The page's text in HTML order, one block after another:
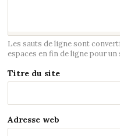
Les sauts de ligne sont
espaces en fin de ligne pour
Titre du site
Adresse web